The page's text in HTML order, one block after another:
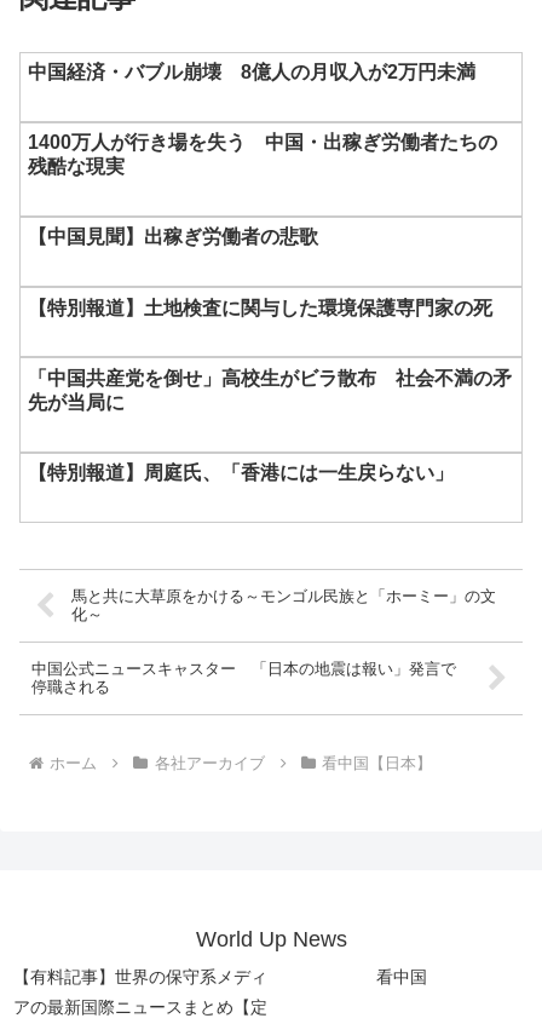
中国経済・バブル崩壊 8億人の月収入が2万円未満
1400万人が行き場を失う 中国・出稼ぎ労働者たちの
残酷な現実
【中国見聞】出稼ぎ労働者の悲歌
【特別報道】土地検査に関与した環境保護専門家の死
「中国共産党を倒せ」高校生がビラ散布 社会不満の矛
先が当局に
【特別報道】周庭氏、「香港には一生戻らない」
馬と共に大草原をかける～モンゴル民族と「ホーミー」の文
化～
中国公式ニュースキャスター 「日本の地震は報い」発言で
停職される
ホーム 各社アーカイブ 看中国【日本】
World Up News
【有料記事】世界の保守系メディ
アの最新国際ニュースまとめ【定
看中国